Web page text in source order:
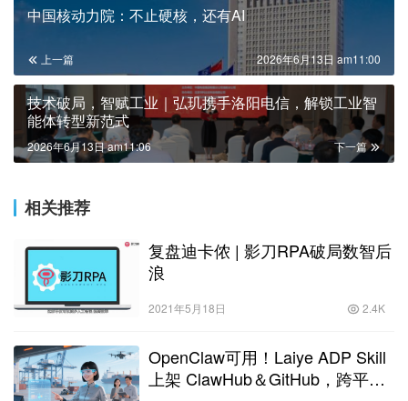
中国核动力院：不止硬核，还有AI
上一篇 2026年6月13日 am11:00
技术破局，智赋工业｜弘玑携手洛阳电信，解锁工业智
能体转型新范式
下一篇
2026年6月13日 am11:06
相关推荐
复盘迪卡侬 | 影刀RPA破局数智后
浪
2021年5月18日 2.4K
OpenClaw可用！Laiye ADP Skill
上架 ClawHub＆GitHub，跨平台